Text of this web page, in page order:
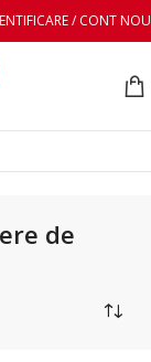
/ CONT NOU
de